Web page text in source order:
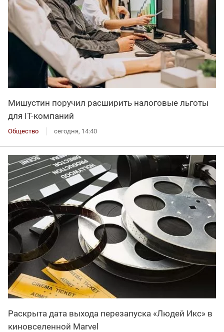
Мишустин поручил расширить налоговые льготы
для IT-компаний
Общество сегодня, 14:40
Раскрыта дата выхода перезапуска «Людей Икс» в
киновселенной Marvel